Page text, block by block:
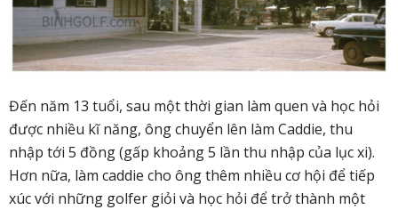
Đến năm 13 tuổi, sau một thời gian làm quen và học hỏi
được nhiều kĩ năng, ông chuyển lên làm Caddie, thu
nhập tới 5 đồng (gấp khoảng 5 lần thu nhập của lục xi).
Hơn nữa, làm caddie cho ông thêm nhiều cơ hội để tiếp
xúc với những golfer giỏi và học hỏi để trở thành một